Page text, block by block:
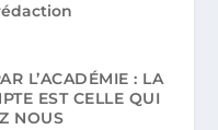
L’ACADÉMIE : LA
EST CELLE QUI
NOUS